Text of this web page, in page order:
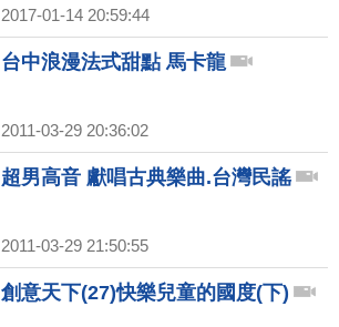
2017-01-14 20:59:44
台中浪漫法式甜點 馬卡龍
2011-03-29 20:36:02
超男高音 獻唱古典樂曲.台灣民謠
2011-03-29 21:50:55
創意天下(27)快樂兒童的國度(下)